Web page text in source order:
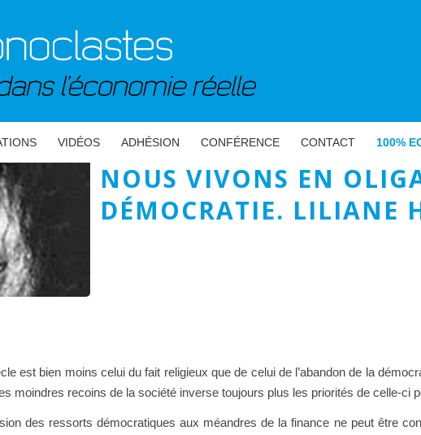
VIDÉOS ADHÉSION CONFÉRENCE CONTACT 100%
NOUS VIVONS EN
DÉMOCRATIE. LILIANE
est bien moins celui du fait religieux que de celui de l’abandon de la
moindres recoins de la société inverse toujours plus les priorités de celle-ci
des ressorts démocratiques aux méandres de la finance ne peut être